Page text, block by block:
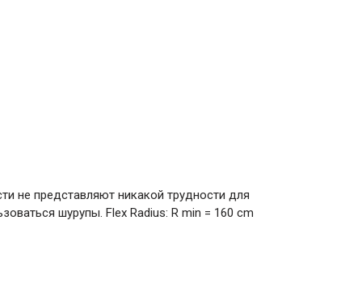
не представляют никакой трудности для
шурупы. Flex Radius: R min = 160 cm